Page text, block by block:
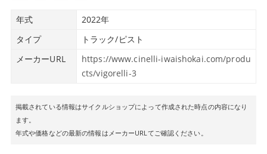
年式
2022年
タイプ
トラック/ピスト
メーカーURL
https://www.cinelli-iwaishokai.com/produ
cts/vigorelli-3
掲載されている情報はサイクルショップによって作成された時点の内容になり
ます。
年式や価格などの最新の情報はメーカーURLてご確認ください。